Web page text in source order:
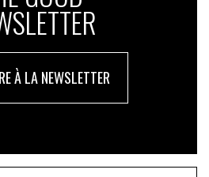
À LA NEWSLETTER